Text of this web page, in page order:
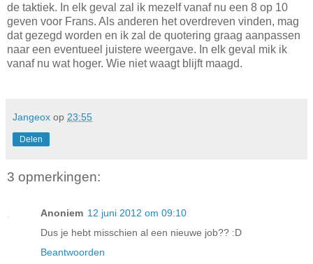
de taktiek. In elk geval zal ik mezelf vanaf nu een 8 op 10
geven voor Frans. Als anderen het overdreven vinden, mag
dat gezegd worden en ik zal de quotering graag aanpassen
naar een eventueel juistere weergave. In elk geval mik ik
vanaf nu wat hoger. Wie niet waagt blijft maagd.
Jangeox op 23:55
Delen
3 opmerkingen:
Anoniem 12 juni 2012 om 09:10
Dus je hebt misschien al een nieuwe job?? :D
Beantwoorden